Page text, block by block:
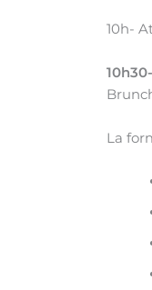
10h-
La